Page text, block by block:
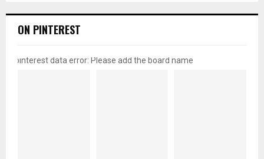
ON PINTEREST
pinterest data error: Please add the board name